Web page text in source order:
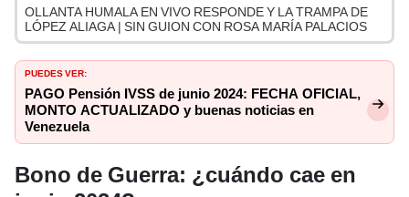
OLLANTA HUMALA EN VIVO RESPONDE Y LA TRAMPA DE
LÓPEZ ALIAGA | SIN GUION CON ROSA MARÍA PALACIOS
PUEDES VER:
PAGO Pensión IVSS de junio 2024: FECHA OFICIAL,
MONTO ACTUALIZADO y buenas noticias en
Venezuela
Bono de Guerra: ¿cuándo cae en